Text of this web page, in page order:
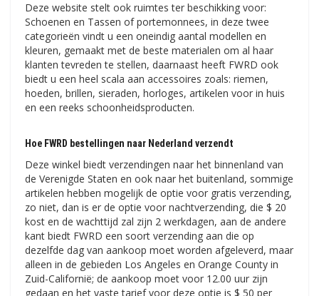
Deze website stelt ook ruimtes ter beschikking voor:
Schoenen en Tassen of portemonnees, in deze twee
categorieën vindt u een oneindig aantal modellen en
kleuren, gemaakt met de beste materialen om al haar
klanten tevreden te stellen, daarnaast heeft FWRD ook
biedt u een heel scala aan accessoires zoals: riemen,
hoeden, brillen, sieraden, horloges, artikelen voor in huis
en een reeks schoonheidsproducten.
Hoe FWRD bestellingen naar Nederland verzendt
Deze winkel biedt verzendingen naar het binnenland van
de Verenigde Staten en ook naar het buitenland, sommige
artikelen hebben mogelijk de optie voor gratis verzending,
zo niet, dan is er de optie voor nachtverzending, die $ 20
kost en de wachttijd zal zijn 2 werkdagen, aan de andere
kant biedt FWRD een soort verzending aan die op
dezelfde dag van aankoop moet worden afgeleverd, maar
alleen in de gebieden Los Angeles en Orange County in
Zuid-Californië; de aankoop moet voor 12.00 uur zijn
gedaan en het vaste tarief voor deze optie is $ 50 per